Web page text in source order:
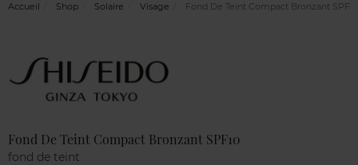
Accueil Shop Solaire Visage Fond De Teint Compact Bronzant SPF10
Fond De Teint Compact Bronzant SPF10
fond de teint